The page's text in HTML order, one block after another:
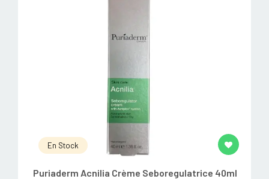
En Stock
Puriaderm Acnilia Crème Seboregulatrice 40ml